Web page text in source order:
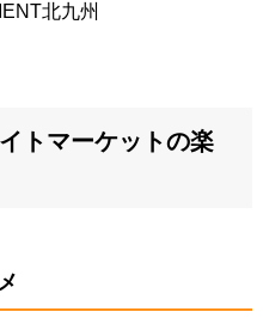
北九州
トマーケットの楽